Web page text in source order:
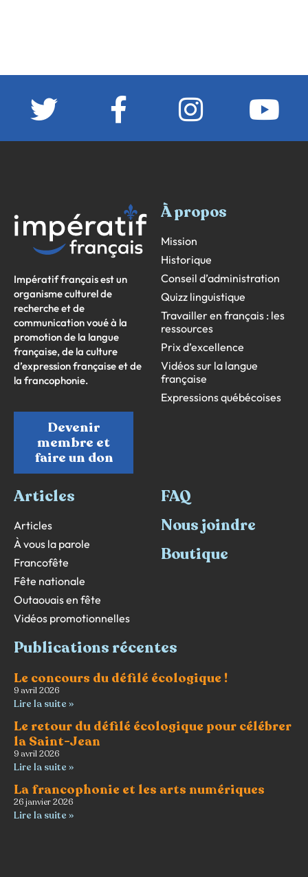
Impératif français est un
organisme culturel de
recherche et de
communication voué à la
promotion de la langue
française, de la culture
d’expression française et de
la francophonie.
Devenir
membre et
faire un don
À propos
Mission
Historique
Conseil d’administration
Quizz linguistique
Travailler en français : les
ressources
Prix d’excellence
Vidéos sur la langue
française
Expressions québécoises
Articles
Articles
À vous la parole
Francofête
Fête nationale
Outaouais en fête
Vidéos promotionnelles
FAQ
Nous joindre
Boutique
Publications récentes
Le concours du défilé écologique !
9 avril 2026
Lire la suite »
Le retour du défilé écologique pour célébrer
la Saint-Jean
9 avril 2026
Lire la suite »
La francophonie et les arts numériques
26 janvier 2026
Lire la suite »